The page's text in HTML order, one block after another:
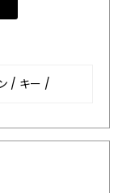
/ キー /